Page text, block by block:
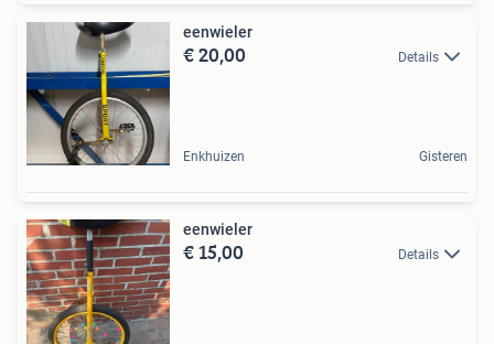
eenwieler
€ 20,00 Details
Enkhuizen Gisteren
eenwieler
€ 15,00 Details